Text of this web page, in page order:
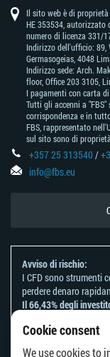
Cookie consent
We use cookies to
Il sito web è di
HE 353534, autorizzato
numero di licenza 331/
Indirizzo dell'ufficio: 89,
Germasogeias, 4048
Indirizzo sede: Arch.
floor, Office 203 3105,
I pagamenti con carta
Tutti gli accenni a
corrispondenza e in
FBS, rappresentato
sul sito sono di
+357 25 313540/
info@fbs.eu
Avviso di rischio:
I CFD sono strumenti
perdere denaro
Il 66,43% degli
Dovresti considerare
permetterti di correre il